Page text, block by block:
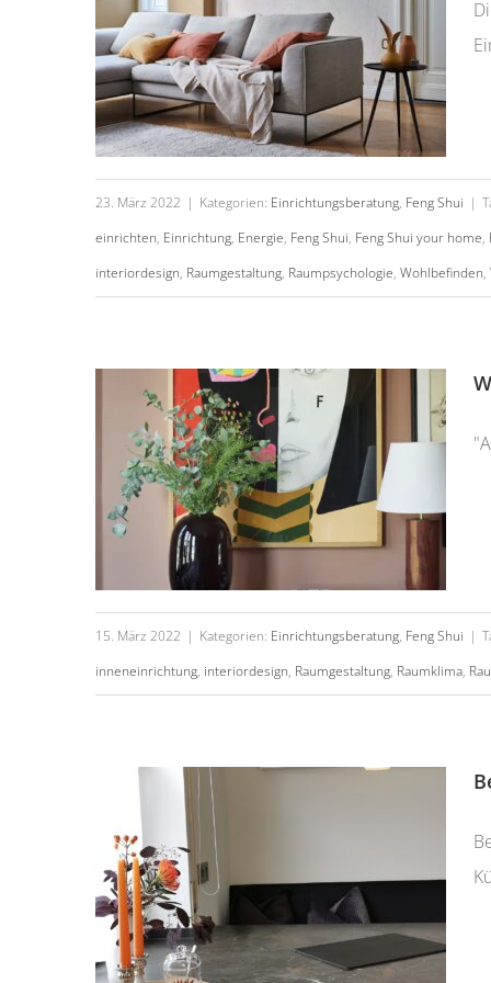
23. März 2022 | Kategorien: Einrichtungsberatung, Feng Shui |
einrichten, Einrichtung, Energie, Feng Shui, Feng Shui your home,
interiordesign, Raumgestaltung, Raumpsychologie, Wohlbefinden,
Wohn dich Glücklich!
15. März 2022 | Kategorien: Einrichtungsberatung, Feng Shui |
inneneinrichtung, interiordesign, Raumgestaltung, Raumklima,
Befor & After Teil 2